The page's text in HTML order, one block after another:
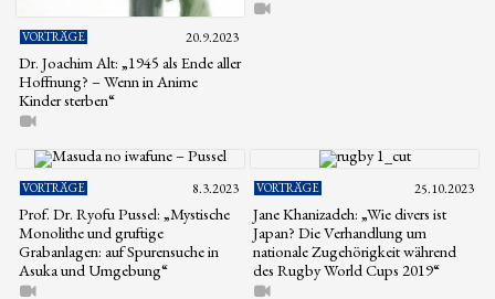
VORTRÄGE 20.9.2023
Dr. Joachim Alt: „1945 als Ende aller
Hoffnung? – Wenn in Anime
Kinder sterben“
VORTRÄGE 8.3.2023
Prof. Dr. Ryofu Pussel: „Mystische
Monolithe und gruftige
Grabanlagen: auf Spurensuche in
Asuka und Umgebung“
VORTRÄGE 25.10.2023
Jane Khanizadeh: „Wie divers ist
Japan? Die Verhandlung um
nationale Zugehörigkeit während
des Rugby World Cups 2019“